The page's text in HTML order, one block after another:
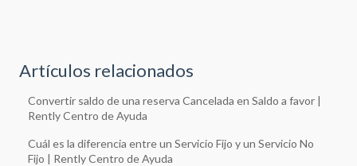
Artículos relacionados
Convertir saldo de una reserva Cancelada en Saldo a favor |
Rently Centro de Ayuda
Cuál es la diferencia entre un Servicio Fijo y un Servicio No
Fijo | Rently Centro de Ayuda